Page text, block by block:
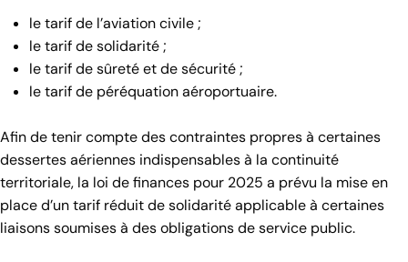
le tarif de l’aviation civile ;
le tarif de solidarité ;
le tarif de sûreté et de sécurité ;
le tarif de péréquation aéroportuaire.
Afin de tenir compte des contraintes propres à certaines
dessertes aériennes indispensables à la continuité
territoriale, la loi de finances pour 2025 a prévu la mise en
place d’un tarif réduit de solidarité applicable à certaines
liaisons soumises à des obligations de service public.